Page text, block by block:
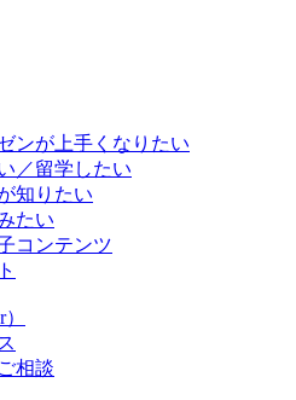
ンが上手くなりたい
／留学したい
知りたい
たい
コンテンツ
相談